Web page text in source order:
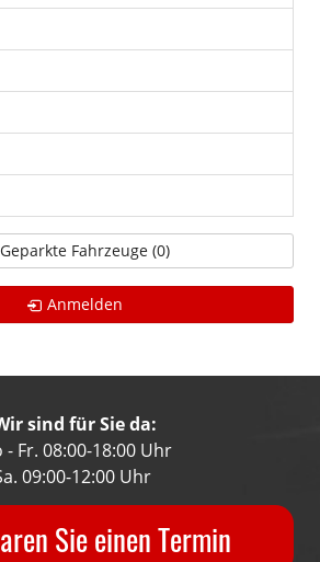
Geparkte Fahrzeuge (0)
Anmelden
sind für Sie da:
- Fr. 08:00-18:00 Uhr
09:00-12:00 Uhr
Sie einen Termin